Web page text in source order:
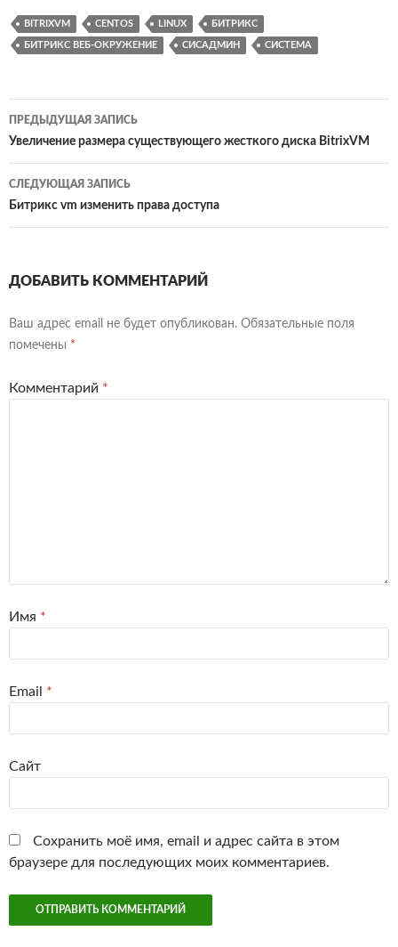
gr
a
er b
o
k
itt
er
ke
dI
se
n
er
y
p
и
ть
BITRIXVM CENTOS LINUX БИТРИКС
БИТРИКС ВЕБ-ОКРУЖЕНИЕ СИСАДМИН СИСТЕМА
Навигация
по
записям
ПРЕДЫДУЩАЯ ЗАПИСЬ
Увеличение размера существующего жесткого диска BitrixVM
СЛЕДУЮЩАЯ ЗАПИСЬ
Битрикс vm изменить права доступа
ДОБАВИТЬ КОММЕНТАРИЙ
Ваш адрес email не будет опубликован. Обязательные поля
помечены *
Комментарий *
Имя *
Email *
Сайт
Сохранить моё имя, email и адрес сайта в этом
браузере для последующих моих комментариев.